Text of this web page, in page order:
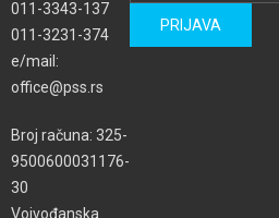
011-3343-137
011-3231-374
e/mail:
office@pss.rs
Broj računa: 325-
9500600031176-
30
Vojvođanska